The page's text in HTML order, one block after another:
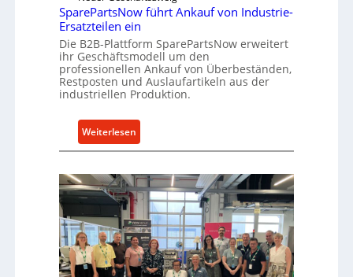
k
t
e
A
n
t
i
e
e
c
k
e
l
t
X
-
l
a
t
f
o
SparePartsNow führt Ankauf von Industrie-
Ersatzteilen ein
Die B2B-Plattform SparePartsNow erweitert
ihr Geschäftsmodell um den
professionellen Ankauf von Überbeständen,
Restposten und Auslaufartikeln aus der
industriellen Produktion.
Weiterlesen
S
a
r
P
a
r